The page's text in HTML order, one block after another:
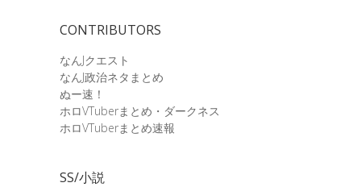
CONTRIBUTORS
なんJクエスト
なんJ政治ネタまとめ
ぬー速！
ホロVTuberまとめ・ダークネス
ホロVTuberまとめ速報
SS/小説